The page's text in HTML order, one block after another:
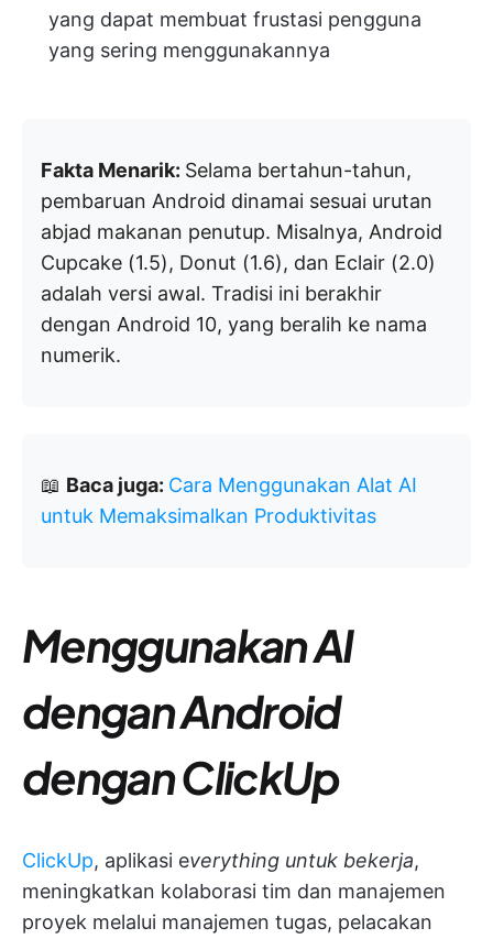
yang dapat membuat frustasi pengguna
yang sering menggunakannya
Fakta Menarik: Selama bertahun-tahun,
pembaruan Android dinamai sesuai urutan
abjad makanan penutup. Misalnya, Android
Cupcake (1.5), Donut (1.6), dan Eclair (2.0)
adalah versi awal. Tradisi ini berakhir
dengan Android 10, yang beralih ke nama
numerik.
📖 Baca juga: Cara Menggunakan Alat AI
untuk Memaksimalkan Produktivitas
Menggunakan AI
dengan Android
dengan ClickUp
ClickUp, aplikasi everything untuk bekerja,
meningkatkan kolaborasi tim dan manajemen
proyek melalui manajemen tugas, pelacakan